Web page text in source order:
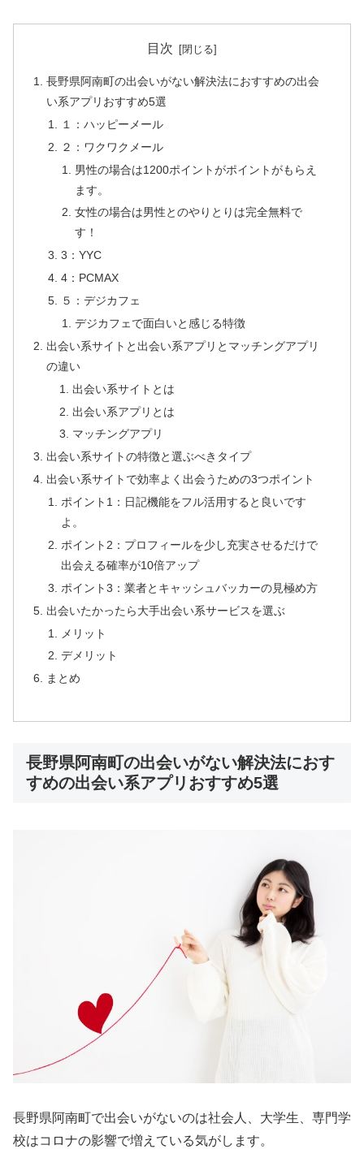
目次
長野県阿南町の出会いがない解決法におすすめの出会
い系アプリおすすめ5選
１：ハッピーメール
２：ワクワクメール
男性の場合は1200ポイントがポイントがもらえ
ます。
女性の場合は男性とのやりとりは完全無料で
す！
3：YYC
4：PCMAX
５：デジカフェ
デジカフェで面白いと感じる特徴
出会い系サイトと出会い系アプリとマッチングアプリ
の違い
出会い系サイトとは
出会い系アプリとは
マッチングアプリ
出会い系サイトの特徴と選ぶべきタイプ
出会い系サイトで効率よく出会うための3つポイント
ポイント1：日記機能をフル活用すると良いです
よ。
ポイント2：プロフィールを少し充実させるだけで
出会える確率が10倍アップ
ポイント3：業者とキャッシュバッカーの見極め方
出会いたかったら大手出会い系サービスを選ぶ
メリット
デメリット
まとめ
長野県阿南町の出会いがない解決法におす
すめの出会い系アプリおすすめ5選
長野県阿南町で出会いがないのは社会人、大学生、専門学
校はコロナの影響で増えている気がします。